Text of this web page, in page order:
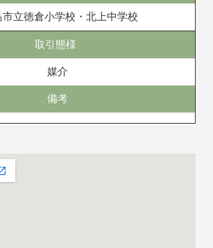
市立徳倉小学校・北上中学校
取引態様
媒介
備考